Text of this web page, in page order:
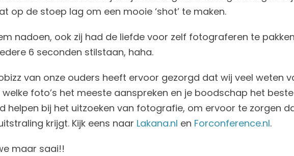
op de stoep lag om een mooie ‘shot’ te maken.
nadoen, ook zij had de liefde voor zelf fotograferen te
6 seconden stilstaan, haha.
van onze ouders heeft ervoor gezorgd dat wij veel weten
foto’s het meeste aanspreken en je boodschap het beste
helpen bij het uitzoeken van fotografie, om ervoor te zorgen
krijgt. Kijk eens naar Lakana.nl en Forconference.nl.
maar saai!!